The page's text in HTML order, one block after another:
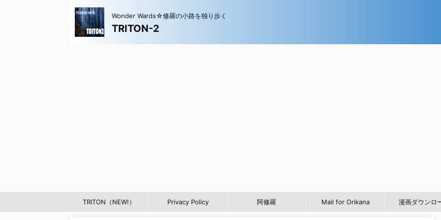
Wonder Wards☆修羅の小路を独り歩く
TRITON-2
TRITON（NEW!） Privacy Policy 阿修羅 Mail for Orikana 漫画ダウンロ